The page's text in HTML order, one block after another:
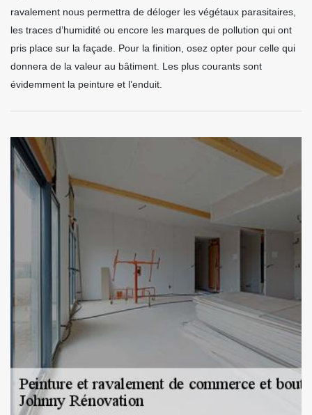
ravalement nous permettra de déloger les végétaux parasitaires,
les traces d’humidité ou encore les marques de pollution qui ont
pris place sur la façade. Pour la finition, osez opter pour celle qui
donnera de la valeur au bâtiment. Les plus courants sont
évidemment la peinture et l’enduit.